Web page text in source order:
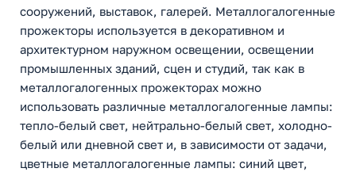
сооружений, выставок, галерей. Металлогалогенные
прожекторы используется в декоративном и
архитектурном наружном освещении, освещении
промышленных зданий, сцен и студий, так как в
металлогалогенных прожекторах можно
использовать различные металлогалогенные лампы:
тепло-белый свет, нейтрально-белый свет, холодно-
белый или дневной свет и, в зависимости от задачи,
цветные металлогалогенные лампы: синий цвет,